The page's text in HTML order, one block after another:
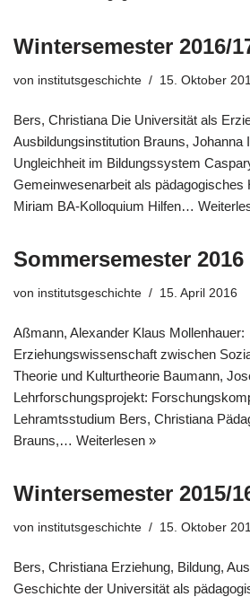
Wintersemester 2016/
von institutsgeschichte 15. Oktober
Bers, Christiana Die Universität als
Ausbildungsinstitution Brauns, Johanna
Ungleichheit im Bildungssystem
Gemeinwesenarbeit als pädagogisches
Miriam BA-Kolloquium Hilfen…
Sommersemester 2016
von institutsgeschichte 15. April 2016
Aßmann, Alexander Klaus Mollenhauer:
Erziehungswissenschaft zwischen
Theorie und Kulturtheorie Baumann,
Lehrforschungsprojekt:
Lehramtsstudium Bers, Christiana
Brauns,… Weiterlesen »
Wintersemester 2015/
von institutsgeschichte 15. Oktober
Bers, Christiana Erziehung, Bildung,
Geschichte der Universität als